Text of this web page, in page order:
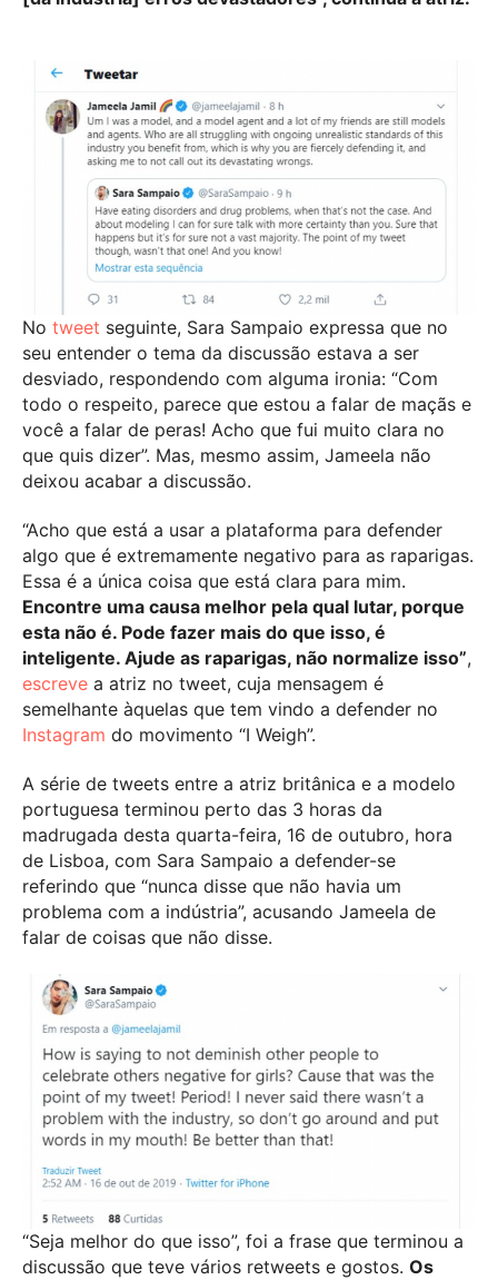
No tweet seguinte, Sara Sampaio expressa que no
seu entender o tema da discussão estava a ser
desviado, respondendo com alguma ironia: “Com
todo o respeito, parece que estou a falar de maçãs e
você a falar de peras! Acho que fui muito clara no
que quis dizer”. Mas, mesmo assim, Jameela não
deixou acabar a discussão.
“Acho que está a usar a plataforma para defender
algo que é extremamente negativo para as raparigas.
Essa é a única coisa que está clara para mim.
Encontre uma causa melhor pela qual lutar, porque
esta não é. Pode fazer mais do que isso, é
inteligente. Ajude as raparigas, não normalize isso”,
escreve a atriz no tweet, cuja mensagem é
semelhante àquelas que tem vindo a defender no
Instagram do movimento “I Weigh”.
A série de tweets entre a atriz britânica e a modelo
portuguesa terminou perto das 3 horas da
madrugada desta quarta-feira, 16 de outubro, hora
de Lisboa, com Sara Sampaio a defender-se
referindo que “nunca disse que não havia um
problema com a indústria”, acusando Jameela de
falar de coisas que não disse.
“Seja melhor do que isso”, foi a frase que terminou a
discussão que teve vários retweets e gostos. Os